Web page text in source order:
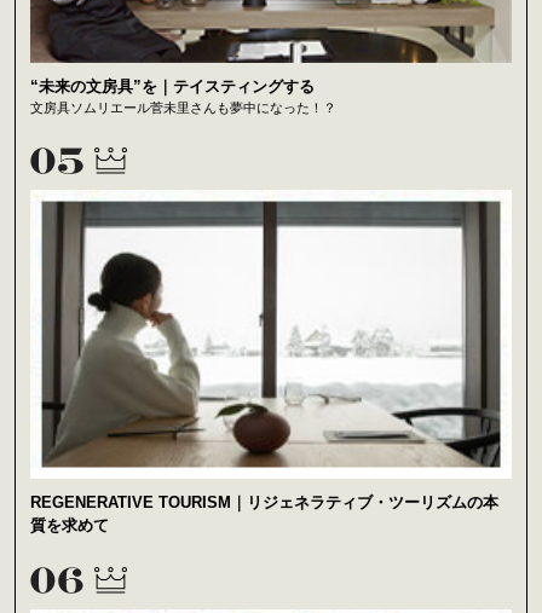
“未来の文房具”を｜テイスティングする
文房具ソムリエール菅未里さんも夢中になった！？
REGENERATIVE TOURISM｜リジェネラティブ・ツーリズムの本
質を求めて